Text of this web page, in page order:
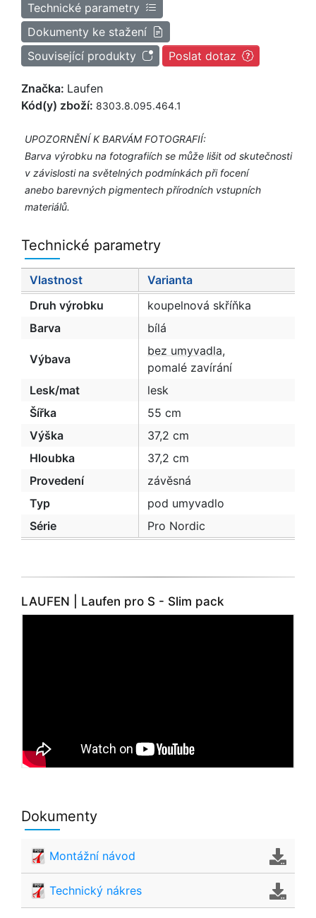
Technické parametry
Dokumenty ke stažení
Související produkty
Poslat dotaz
Značka: Laufen
Kód(y) zboží: 8303.8.095.464.1
UPOZORNĚNÍ K BARVÁM FOTOGRAFIÍ:
Barva výrobku na fotografiích se může lišit od skutečnosti
v závislosti na světelných podmínkách při focení
anebo barevných pigmentech přírodních vstupních
materiálů.
Technické parametry
Vlastnost
Varianta
Druh výrobku
koupelnová skříňka
Barva
bílá
Výbava
bez umyvadla,
pomalé zavírání
Lesk/mat
lesk
Šířka
55 cm
Výška
37,2 cm
Hloubka
37,2 cm
Provedení
závěsná
Typ
pod umyvadlo
Série
Pro Nordic
LAUFEN | Laufen pro S - Slim pack
Dokumenty
Montážní návod
Technický nákres